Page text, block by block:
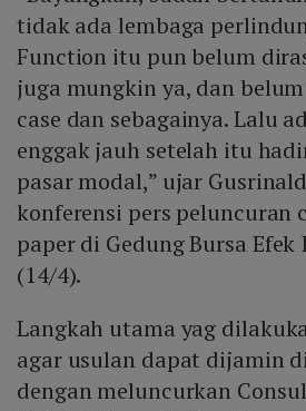
tidak ada lembaga
Function itu pun belum
juga mungkin ya, dan
case dan sebagainya. Lalu
enggak jauh setelah itu
pasar modal,” ujar
konferensi pers peluncuran
paper di Gedung Bursa Efek
(14/4).
Langkah utama yag
agar usulan dapat dijamin
dengan meluncurkan